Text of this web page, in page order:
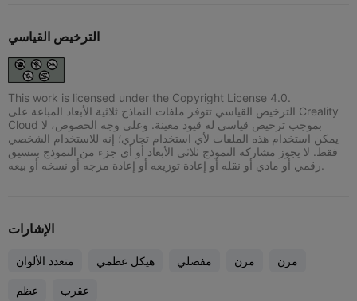
الترخيص القياسي
This work is licensed under the Copyright License 4.0.
الترخيص القياسي تتوفر ملفات النماذج ثلاثية الأبعاد المباعة على Creality
Cloud بموجب ترخيص قياسي له قيود معينة. وعلى وجه الخصوص، لا
يمكن استخدام هذه الملفات لأي استخدام تجاري؛ إنه للاستخدام الشخصي
فقط. لا يجوز مشاركة النموذج ثلاثي الأبعاد أو أي جزء من النموذج بتنسيق
رقمي أو مادي أو نقله أو إعادة توزيعه أو إعادة مزجه أو نسخه أو بيعه.
الإشارات
متعدد الألوان هيكل عظمي مفصلي مرن مرن
عظم عقرب